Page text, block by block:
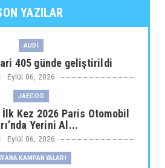
YAZILAR
AUDİ
405 günde geliştirildi
Eylül 06, 2026
JAECOO
Kez 2026 Paris Otomobil
Yerini Al...
Eylül 06, 2026
KAMPANYALARI